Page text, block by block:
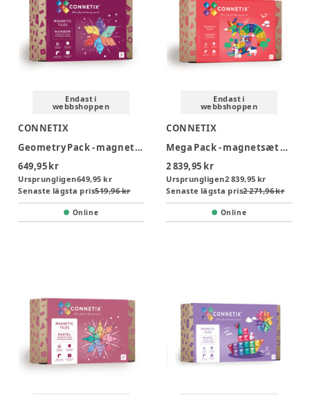
Endast i
webbshoppen
CONNETIX
Geometry Pack - magnetsæt 30 dele - rainbow
649,95 kr
Ursprungligen649,95 kr
Senaste lägsta pris519,96 kr
Online
Endast i
webbshoppen
CONNETIX
Mega Pack - magnetsæt 212 dele - rainbow
2 839,95 kr
Ursprungligen2 839,95 kr
Senaste lägsta pris2 271,96 kr
Online